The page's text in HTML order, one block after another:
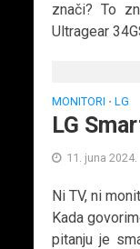
znači? To
Ultragear
MONITORI • LG
LG
11. juna 2024.
Ni TV, ni
Kada
pitanju je